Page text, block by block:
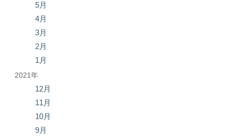
5月
4月
3月
2月
1月
2021年
12月
11月
10月
9月